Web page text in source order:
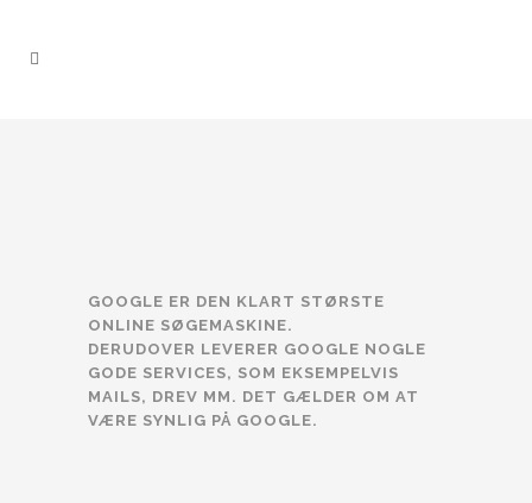
GOOGLE ER DEN KLART STØRSTE
ONLINE SØGEMASKINE.
DERUDOVER LEVERER GOOGLE NOGLE
GODE SERVICES, SOM EKSEMPELVIS
MAILS, DREV MM. DET GÆLDER OM AT
VÆRE SYNLIG PÅ GOOGLE.